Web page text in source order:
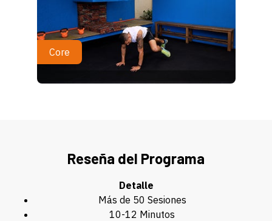
Core
Reseña del Programa
Detalle
Más de 50 Sesiones
10-12 Minutos